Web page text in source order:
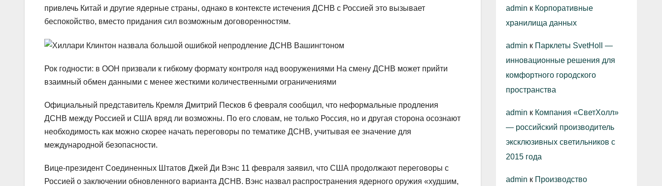
привлечь Китай и другие ядерные страны, однако в контексте истечения ДСНВ с Россией это вызывает
беспокойство, вместо придания сил возможным договоренностям.
Рок годности: в ООН призвали к гибкому формату контроля над вооружениями На смену ДСНВ может прийти
взаимный обмен данными с менее жесткими количественными ограничениями
Официальный представитель Кремля Дмитрий Песков 6 февраля сообщил, что неформальные продления
ДСНВ между Россией и США вряд ли возможны. По его словам, не только Россия, но и другая сторона осознают
необходимость как можно скорее начать переговоры по тематике ДСНВ, учитывая ее значение для
международной безопасности.
Вице-президент Соединенных Штатов Джей Ди Вэнс 11 февраля заявил, что США продолжают переговоры с
Россией о заключении обновленного варианта ДСНВ. Вэнс назвал распространения ядерного оружия «худшим,
admin к Корпоративные
хранилища данных
admin к Парклеты SvetHoll —
инновационные решения для
комфортного городского
пространства
admin к Компания «СветХолл»
— российский производитель
эксклюзивных светильников с
2015 года
admin к Производство